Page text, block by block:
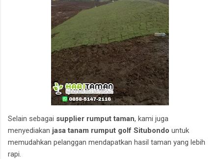
Selain sebagai supplier rumput taman, kami juga
menyediakan jasa tanam rumput golf Situbondo untuk
memudahkan pelanggan mendapatkan hasil taman yang lebih
rapi.